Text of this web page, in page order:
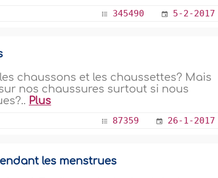
345490 5-2-2017
chaussons et les chaussettes? Mais
nos chaussures surtout si nous
Plus
87359 26-1-2017
les menstrues